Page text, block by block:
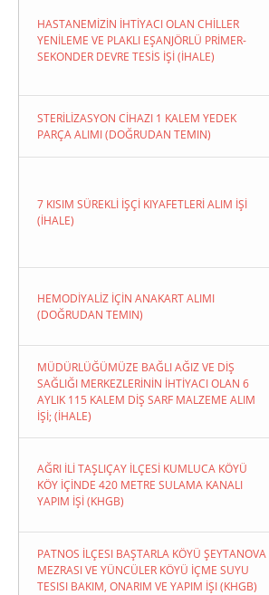
HASTANEMİZİN İHTİYACI OLAN CHİLLER
YENİLEME VE PLAKLI EŞANJÖRLÜ PRİMER-
SEKONDER DEVRE TESİS İŞİ (İHALE)
STERİLİZASYON CİHAZI 1 KALEM YEDEK
PARÇA ALIMI (DOĞRUDAN TEMIN)
7 KISIM SÜREKLİ İŞÇİ KIYAFETLERİ ALIM İŞİ
(İHALE)
HEMODİYALİZ İÇİN ANAKART ALIMI
(DOĞRUDAN TEMIN)
MÜDÜRLÜĞÜMÜZE BAĞLI AĞIZ VE DİŞ
SAĞLIĞI MERKEZLERİNİN İHTİYACI OLAN 6
AYLIK 115 KALEM DİŞ SARF MALZEME ALIM
İŞİ; (İHALE)
AĞRI İLİ TAŞLIÇAY İLÇESİ KUMLUCA KÖYÜ
KÖY İÇİNDE 420 METRE SULAMA KANALI
YAPIM İŞİ (KHGB)
PATNOS İLÇESI BAŞTARLA KÖYÜ ŞEYTANOVA
MEZRASI VE YÜNCÜLER KÖYÜ İÇME SUYU
TESISI BAKIM, ONARIM VE YAPIM İŞI (KHGB)